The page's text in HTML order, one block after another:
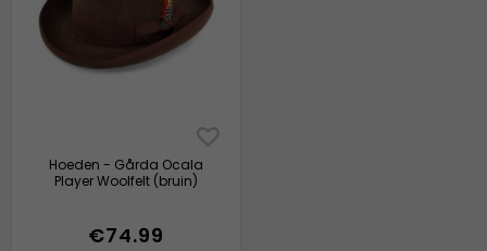
Hoeden - Gårda Ocala
Player Woolfelt (bruin)
€74.99